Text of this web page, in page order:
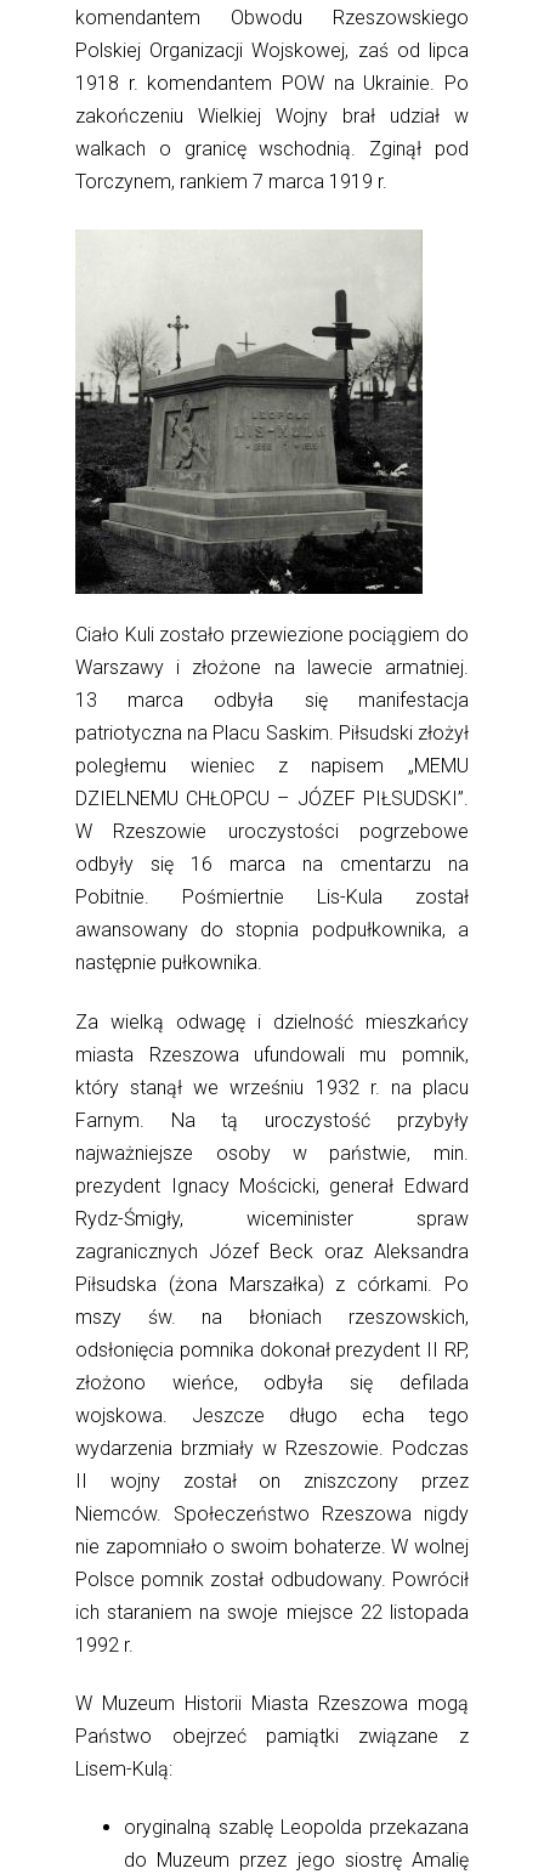
komendantem Obwodu Rzeszowskiego
Polskiej Organizacji Wojskowej, zaś od lipca
1918 r. komendantem POW na Ukrainie. Po
zakończeniu Wielkiej Wojny brał udział w
walkach o granicę wschodnią. Zginął pod
Torczynem, rankiem 7 marca 1919 r.
Ciało Kuli zostało przewiezione pociągiem do
Warszawy i złożone na lawecie armatniej.
13 marca odbyła się manifestacja
patriotyczna na Placu Saskim. Piłsudski złożył
poległemu wieniec z napisem „MEMU
DZIELNEMU CHŁOPCU – JÓZEF PIŁSUDSKI”.
W Rzeszowie uroczystości pogrzebowe
odbyły się 16 marca na cmentarzu na
Pobitnie. Pośmiertnie Lis-Kula został
awansowany do stopnia podpułkownika, a
następnie pułkownika.
Za wielką odwagę i dzielność mieszkańcy
miasta Rzeszowa ufundowali mu pomnik,
który stanął we wrześniu 1932 r. na placu
Farnym. Na tą uroczystość przybyły
najważniejsze osoby w państwie, min.
prezydent Ignacy Mościcki, generał Edward
Rydz-Śmigły, wiceminister spraw
zagranicznych Józef Beck oraz Aleksandra
Piłsudska (żona Marszałka) z córkami. Po
mszy św. na błoniach rzeszowskich,
odsłonięcia pomnika dokonał prezydent II RP,
złożono wieńce, odbyła się defilada
wojskowa. Jeszcze długo echa tego
wydarzenia brzmiały w Rzeszowie. Podczas
II wojny został on zniszczony przez
Niemców. Społeczeństwo Rzeszowa nigdy
nie zapomniało o swoim bohaterze. W wolnej
Polsce pomnik został odbudowany. Powrócił
ich staraniem na swoje miejsce 22 listopada
1992 r.
W Muzeum Historii Miasta Rzeszowa mogą
Państwo obejrzeć pamiątki związane z
Lisem-Kulą:
oryginalną szablę Leopolda przekazana
do Muzeum przez jego siostrę Amalię